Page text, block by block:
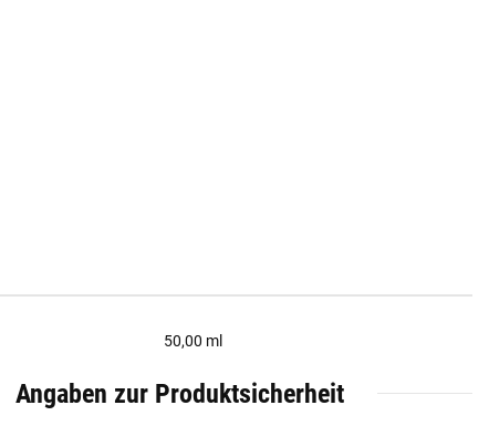
50,00 ml
Angaben zur Produktsicherheit